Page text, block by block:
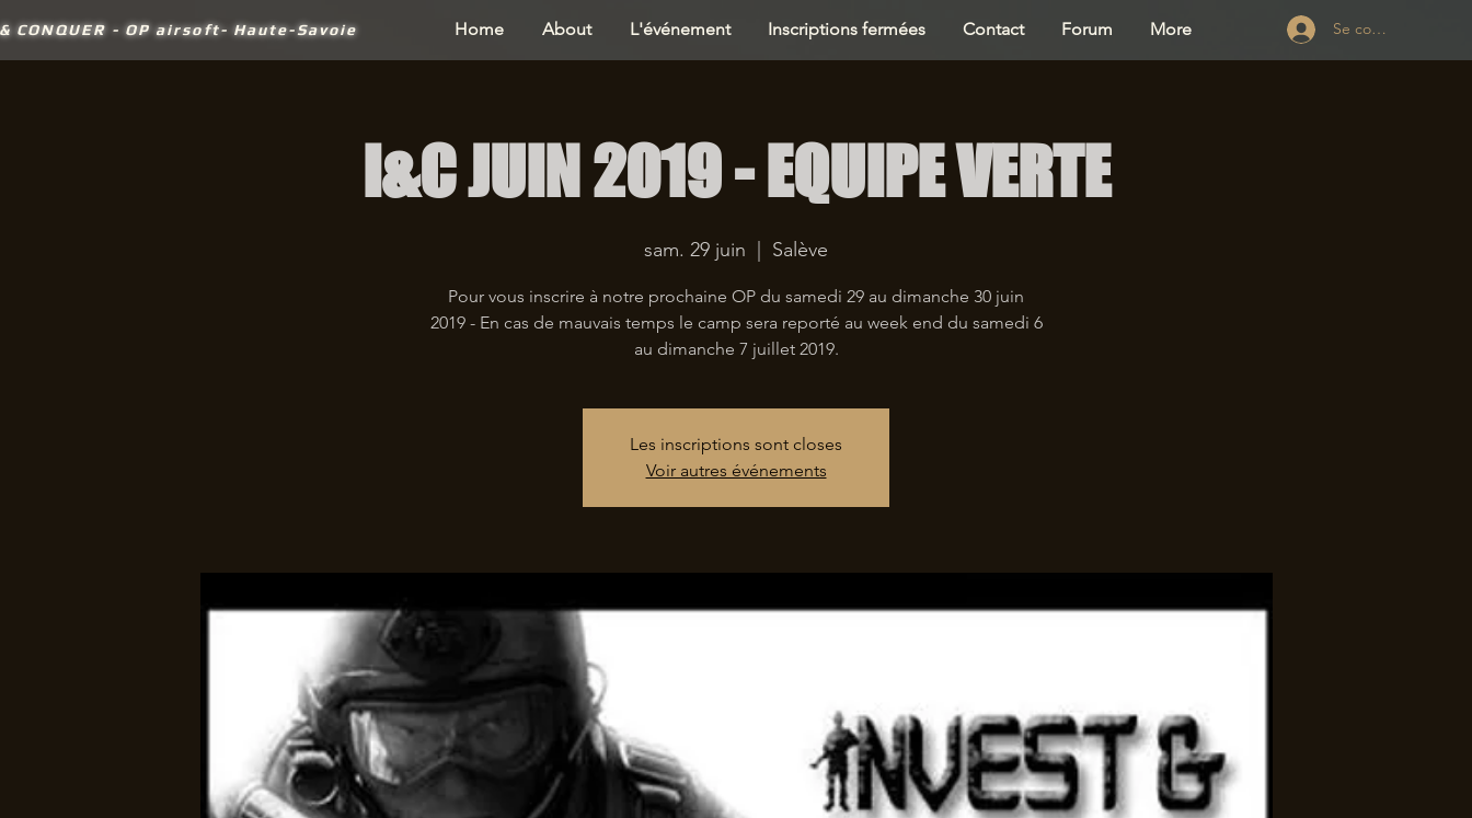
CONQUER - OP airsoft- Haute-Savoie Home About L'événement Inscriptions fermées Contact Forum More Se connecter
I&C JUIN 2019 - EQUIPE VERTE
sam. 29 juin Salève
Pour vous inscrire à notre prochaine OP du samedi 29 au dimanche 30 juin
2019 - En cas de mauvais temps le camp sera reporté au week end du samedi 6
au dimanche 7 juillet 2019.
Les inscriptions sont closes
Voir autres événements